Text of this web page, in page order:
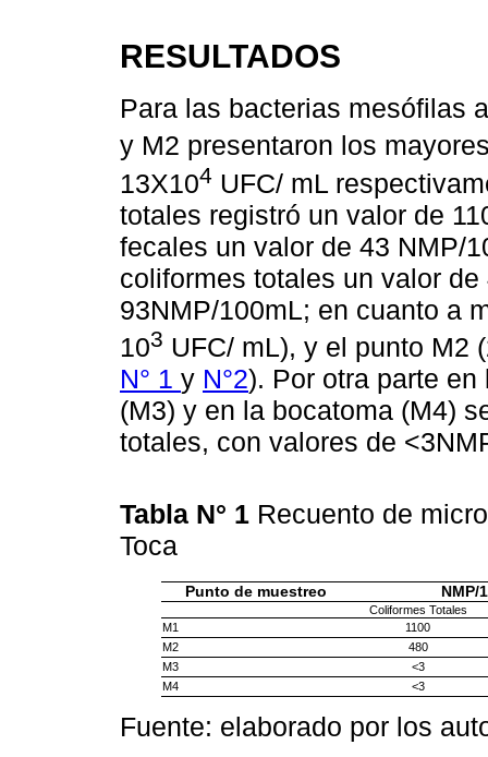
RESULTADOS
Para las bacterias mesófilas
y M2 presentaron los
13X104 UFC/ mL
totales registró un valor de
fecales un valor de 43 NMP/
coliformes totales un valor
93NMP/100mL; en cuanto a
103 UFC/ mL), y el punto M2
N° 1 y N°2). Por otra parte
(M3) y en la bocatoma (M4)
totales, con valores de
Tabla N° 1 Recuento de
Toca
Punto de muestreo NMP/
Coliformes Totales
M1
1100
M2
480
M3
<3
M4
<3
Fuente: elaborado por los